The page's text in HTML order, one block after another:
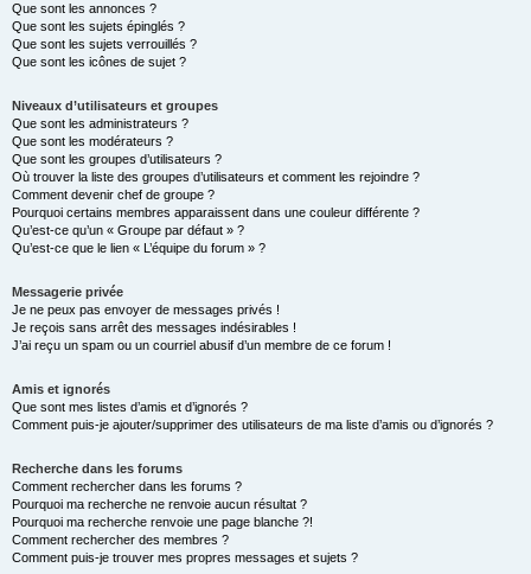
Que sont les annonces ?
Que sont les sujets épinglés ?
Que sont les sujets verrouillés ?
Que sont les icônes de sujet ?
Niveaux d’utilisateurs et groupes
Que sont les administrateurs ?
Que sont les modérateurs ?
Que sont les groupes d’utilisateurs ?
Où trouver la liste des groupes d’utilisateurs et comment les rejoindre ?
Comment devenir chef de groupe ?
Pourquoi certains membres apparaissent dans une couleur différente ?
Qu’est-ce qu’un « Groupe par défaut » ?
Qu’est-ce que le lien « L’équipe du forum » ?
Messagerie privée
Je ne peux pas envoyer de messages privés !
Je reçois sans arrêt des messages indésirables !
J’ai reçu un spam ou un courriel abusif d’un membre de ce forum !
Amis et ignorés
Que sont mes listes d’amis et d’ignorés ?
Comment puis-je ajouter/supprimer des utilisateurs de ma liste d’amis ou d’ignorés ?
Recherche dans les forums
Comment rechercher dans les forums ?
Pourquoi ma recherche ne renvoie aucun résultat ?
Pourquoi ma recherche renvoie une page blanche ?!
Comment rechercher des membres ?
Comment puis-je trouver mes propres messages et sujets ?